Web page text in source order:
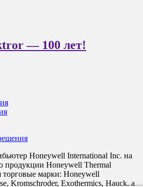
— 100 лет!
Honeywell International Inc. на
продукции Honeywell Thermal
марки: Honeywell
Kromschroder, Exothermics, Hauck, а